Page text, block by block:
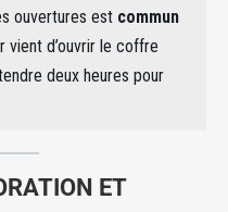
ouvertures est commun
vient d’ouvrir le coffre
deux heures pour
ET